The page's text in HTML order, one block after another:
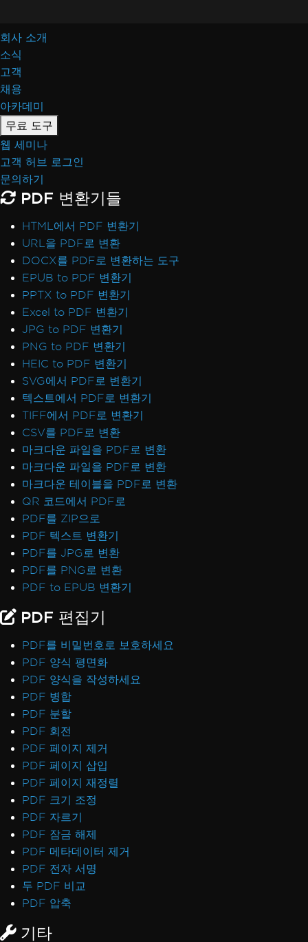
회사 소개
소식
고객
채용
아카데미
무료 도구
웹 세미나
고객 허브 로그인
문의하기
PDF 변환기들
HTML에서 PDF 변환기
URL을 PDF로 변환
DOCX를 PDF로 변환하는 도구
EPUB to PDF 변환기
PPTX to PDF 변환기
Excel to PDF 변환기
JPG to PDF 변환기
PNG to PDF 변환기
HEIC to PDF 변환기
SVG에서 PDF로 변환기
텍스트에서 PDF로 변환기
TIFF에서 PDF로 변환기
CSV를 PDF로 변환
마크다운 파일을 PDF로 변환
마크다운 파일을 PDF로 변환
마크다운 테이블을 PDF로 변환
QR 코드에서 PDF로
PDF를 ZIP으로
PDF 텍스트 변환기
PDF를 JPG로 변환
PDF를 PNG로 변환
PDF to EPUB 변환기
PDF 편집기
PDF를 비밀번호로 보호하세요
PDF 양식 평면화
PDF 양식을 작성하세요
PDF 병합
PDF 분할
PDF 회전
PDF 페이지 제거
PDF 페이지 삽입
PDF 페이지 재정렬
PDF 크기 조정
PDF 자르기
PDF 잠금 해제
PDF 메타데이터 제거
PDF 전자 서명
두 PDF 비교
PDF 압축
기타